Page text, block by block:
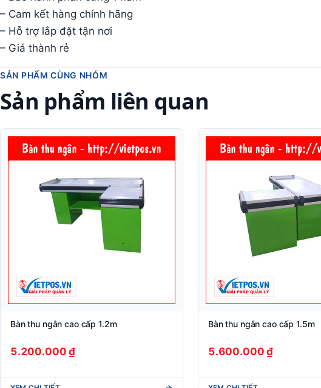
– Cam kết hàng chính hãng
– Hỗ trợ lắp đặt tận nơi
– Giá thành rẻ
SẢN PHẨM CÙNG NHÓM
Sản phẩm liên quan
Bàn thu ngân cao cấp 1.2m
5.200.000 ₫
XEM CHI TIẾT
Bàn thu ngân cao cấp 1.5m
5.600.000 ₫
XEM CHI TIẾT